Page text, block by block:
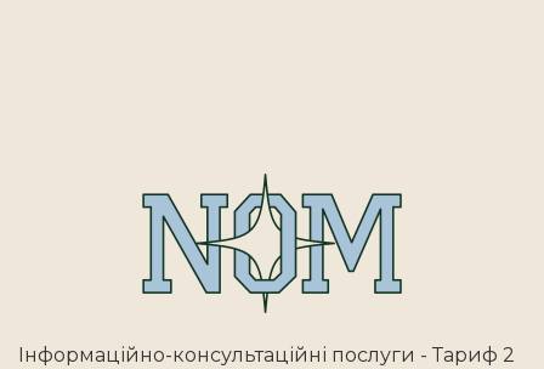
Інформаційно-консультаційні послуги - Тариф 2